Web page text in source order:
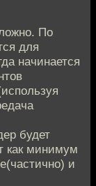
По
для
начинается
будет
как минимум
и